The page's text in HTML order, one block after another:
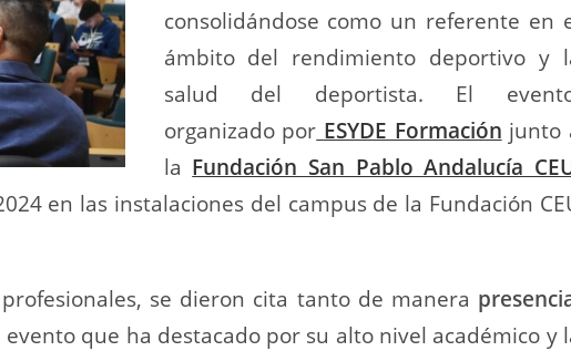
consolidándose como un referente en
ámbito del rendimiento deportivo y
salud del deportista. El
organizado por ESYDE Formación junto
la Fundación San Pablo Andalucía
en las instalaciones del campus de la Fundación
se dieron cita tanto de manera
que ha destacado por su alto nivel académico y